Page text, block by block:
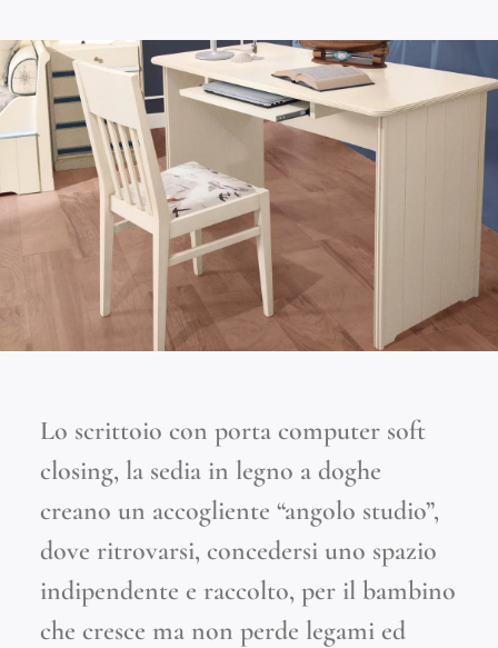
Lo scrittoio con porta computer soft
closing, la sedia in legno a doghe
creano un accogliente “angolo studio”,
dove ritrovarsi, concedersi uno spazio
indipendente e raccolto, per il bambino
che cresce ma non perde legami ed